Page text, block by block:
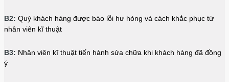
B2: Quý khách hàng được báo lỗi hư hỏng và cách khắc phục từ
nhân viên kĩ thuật
B3: Nhân viên kĩ thuật tiến hành sửa chữa khi khách hàng đã đồng
ý